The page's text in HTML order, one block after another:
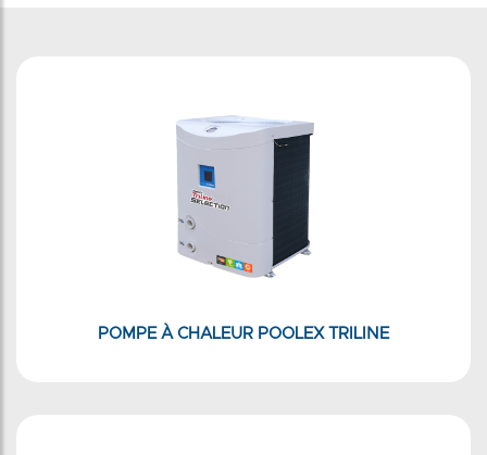
POMPE À CHALEUR POOLEX TRILINE